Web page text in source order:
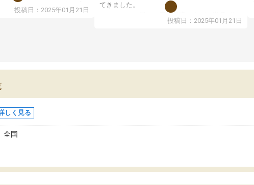
でもOKなのもとても気に入
投稿日：2025年01月21日
てきました。
オンラインで週に一度の受講ですが、指導が無
い日も予定表に基づいて勉強したり、LINEでわ
投稿日：2025年01月21日
しく見る
全国